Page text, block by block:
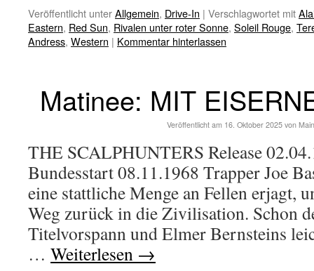
Veröffentlicht unterAllgemein, Drive-In | Verschlagwortet mit
Eastern, Red Sun, Rivalen unter roter Sonne, Soleil Rouge,
Andress, Western | Kommentar hinterlassen
Matinee: MIT
Veröffentlicht am 16. Oktober 2025 von
THE SCALPHUNTERS Release
Bundesstart 08.11.1968 Trapper Joe
eine stattliche Menge an Fellen erjagt,
Weg zurück in die Zivilisation. Schon
Titelvorspann und Elmer Bernsteins
… Weiterlesen →